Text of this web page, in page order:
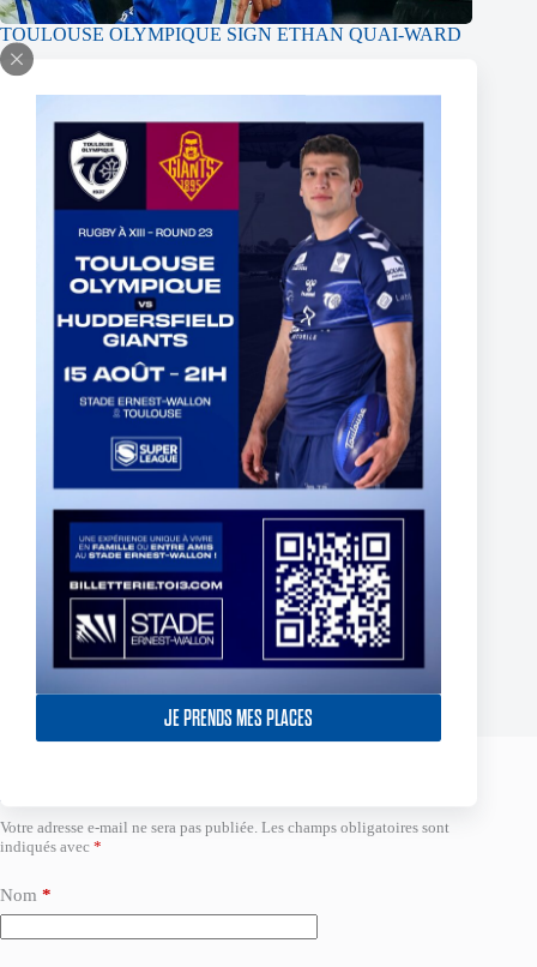
JE PRENDS MES PLACES
TOULOUSE OLYMPIQUE SIGN ETHAN QUAI-WARD
BILLETTERIE PARTENAIRE DEMI-FINALE
CHAMPIONSHIP 2024 – ABONNÉS INDIGO
2 octobre 2024
Votre adresse e-mail ne sera pas publiée. Les champs obligatoires sont
indiqués avec *
Nom *